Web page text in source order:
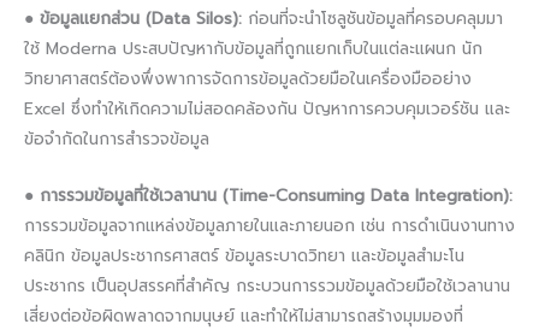
● ข้อมูลแยกส่วน (Data Silos): ก่อนที่จะนำโซลูชันข้อมูลที่ครอบคลุมมา
ใช้ Moderna ประสบปัญหากับข้อมูลที่ถูกแยกเก็บในแต่ละแผนก นัก
วิทยาศาสตร์ต้องพึ่งพาการจัดการข้อมูลด้วยมือในเครื่องมืออย่าง
Excel ซึ่งทำให้เกิดความไม่สอดคล้องกัน ปัญหาการควบคุมเวอร์ชัน และ
ข้อจำกัดในการสำรวจข้อมูล
● การรวมข้อมูลที่ใช้เวลานาน (Time-Consuming Data Integration):
การรวมข้อมูลจากแหล่งข้อมูลภายในและภายนอก เช่น การดำเนินงานทาง
คลินิก ข้อมูลประชากรศาสตร์ ข้อมูลระบาดวิทยา และข้อมูลสำมะโน
ประชากร เป็นอุปสรรคที่สำคัญ กระบวนการรวมข้อมูลด้วยมือใช้เวลานาน
เสี่ยงต่อข้อผิดพลาดจากมนุษย์ และทำให้ไม่สามารถสร้างมุมมองที่